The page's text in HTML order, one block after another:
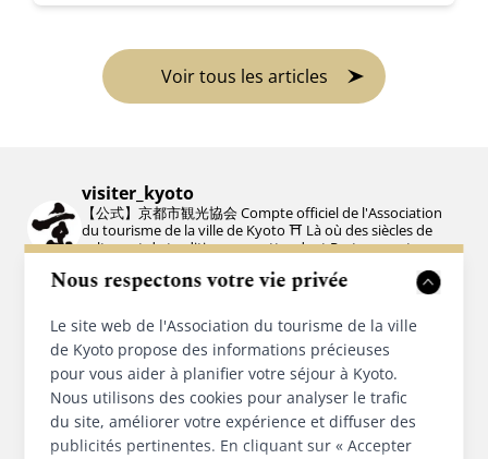
Nous respectons votre vie privée
Le site web de l'Association du tourisme de la ville
de Kyoto propose des informations précieuses
pour vous aider à planifier votre séjour à Kyoto.
Nous utilisons des cookies pour analyser le trafic
du site, améliorer votre expérience et diffuser des
publicités pertinentes. En cliquant sur « Accepter
Voir tous les articles
visiter_kyoto
【公式】京都市観光協会 Compte officiel de l'Association
du tourisme de la ville de Kyoto ⛩️ Là où des siècles de
culture et de tradition vous attendentPartagez votre